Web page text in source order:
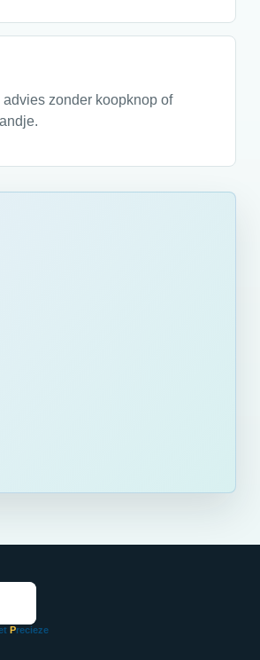
advies zonder koopknop of
Precieze